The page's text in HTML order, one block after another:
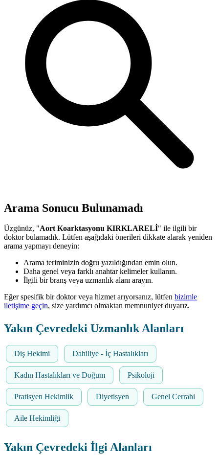
Arama Sonucu Bulunamadı
Üzgünüz, "Aort Koarktasyonu KIRKLARELİ" ile ilgili bir
doktor bulamadık. Lütfen aşağıdaki önerileri dikkate alarak yeniden
arama yapmayı deneyin:
Arama teriminizin doğru yazıldığından emin olun.
Daha genel veya farklı anahtar kelimeler kullanın.
İlgili bir branş veya uzmanlık alanı arayın.
Eğer spesifik bir doktor veya hizmet arıyorsanız, lütfen bizimle
iletişime geçin, size yardımcı olmaktan memnuniyet duyarız.
Yakın Çevredeki Uzmanlık Alanları
Diş Hekimi Dahiliye - İç Hastalıkları
Kadın Hastalıkları ve Doğum Psikoloji
Pratisyen Hekimlik Diyetisyen Genel Cerrahi
Aile Hekimliği
Yakın Çevredeki İlgi Alanları